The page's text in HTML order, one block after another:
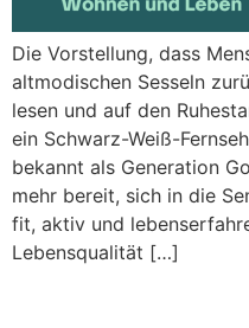
Die Vorstellung, dass
altmodischen Sesseln
lesen und auf den
ein Schwarz-Weiß-
bekannt als Generation
mehr bereit, sich in die
fit, aktiv und
Lebensqualität […]